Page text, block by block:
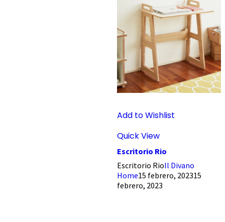
Add to Wishlist
Quick View
Escritorio Rio
Escritorio RioIl Divano
Home15 febrero, 202315
febrero, 2023